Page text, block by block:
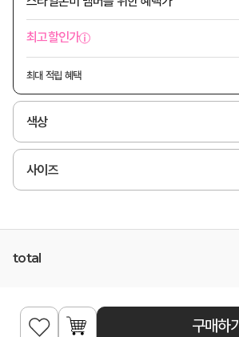
최고할인가
최대 적립 혜택
색상
사이즈
total
구매하기